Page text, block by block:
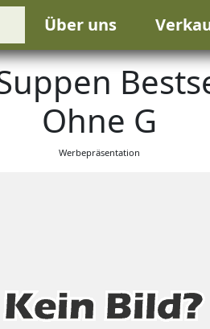
Über uns
Ohne G
Werbepräsentation